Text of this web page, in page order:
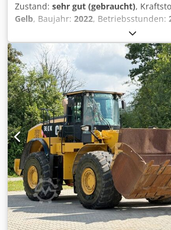
Zustand: sehr gut (gebraucht),
Gelb, Baujahr: 2022, Betriebsstunden:
Codpsuxr Ngefx Agnjrf Antrieb: Rad
CE-Kennzeichnung: ja Technischer
Optischer Zustand: sehr gut Preis: Auf
CATERPILLAR MH3040
NUR 295 DEMO STUNDEN !!!
MM AUSLEGER MH 9,3 M (30'6") STICK
HÖHE 17510 mm MAX LAGERHÖHE
5265 mm STANGENHÖHE DES JIB
ABSTÜTZUNG ACHSEN FÜR
HYDROSTATISCHES GETRIEBE CAT
16.00-25 HYDRAULISCHE HOCHFAHRB
SCHUTZ AUTOMATISCHE
MIT BERÜHRUNGSBILDSCHIRM
WINDSCHUTZSCHEIBE KAMERA CE-
UNS AUF INSTAGRAM: GEURTSTRUCKS
DEUTSCH HABLAMOS ESPANOL WE